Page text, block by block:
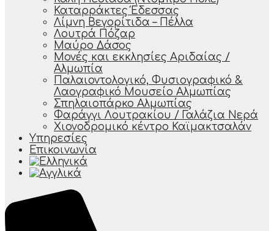
Καταρράκτες Έδεσσας
Λίμνη Βεγορίτιδα – Πέλλα
Λουτρά Πόζαρ
Μαύρο Δάσος
Μονές και εκκλησίες Αριδαίας /
Αλμωπία
Παλαιοντολογικό, Φυσιογραφικό &
Λαογραφικό Μουσείο Αλμωπίας
Σπηλαιοπάρκο Αλμωπίας
Φαράγγι Λουτρακίου / Γαλάζια Νερά
Χιονοδρομικό κέντρο Καϊμακτσαλάν
Υπηρεσίες
Επικοινωνία